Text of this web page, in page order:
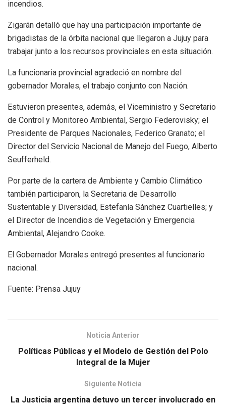
incendios.
Zigarán detalló que hay una participación importante de
brigadistas de la órbita nacional que llegaron a Jujuy para
trabajar junto a los recursos provinciales en esta situación.
La funcionaria provincial agradeció en nombre del
gobernador Morales, el trabajo conjunto con Nación.
Estuvieron presentes, además, el Viceministro y Secretario
de Control y Monitoreo Ambiental, Sergio Federovisky; el
Presidente de Parques Nacionales, Federico Granato; el
Director del Servicio Nacional de Manejo del Fuego, Alberto
Seufferheld.
Por parte de la cartera de Ambiente y Cambio Climático
también participaron, la Secretaria de Desarrollo
Sustentable y Diversidad, Estefanía Sánchez Cuartielles; y
el Director de Incendios de Vegetación y Emergencia
Ambiental, Alejandro Cooke.
El Gobernador Morales entregó presentes al funcionario
nacional.
Fuente: Prensa Jujuy
Noticia Anterior
Políticas Públicas y el Modelo de Gestión del Polo
Integral de la Mujer
Siguiente Noticia
La Justicia argentina detuvo un tercer involucrado en